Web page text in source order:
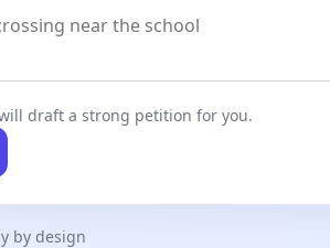
draft a strong petition for you.
by design